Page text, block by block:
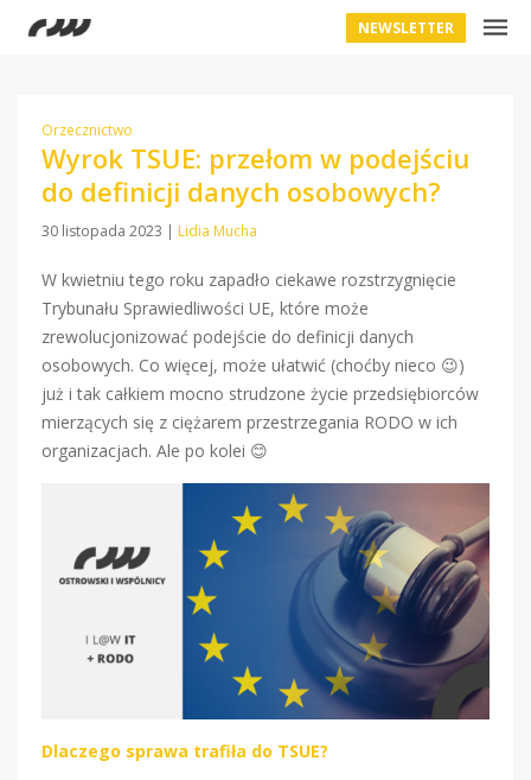
NEWSLETTER
Orzecznictwo
Wyrok TSUE: przełom w podejściu
do definicji danych osobowych?
30 listopada 2023 | Lidia Mucha
W kwietniu tego roku zapadło ciekawe rozstrzygnięcie
Trybunału Sprawiedliwości UE, które może
zrewolucjonizować podejście do definicji danych
osobowych. Co więcej, może ułatwić (choćby nieco 😉)
już i tak całkiem mocno strudzone życie przedsiębiorców
mierzących się z ciężarem przestrzegania RODO w ich
organizacjach. Ale po kolei 😊
Dlaczego sprawa trafiła do TSUE?